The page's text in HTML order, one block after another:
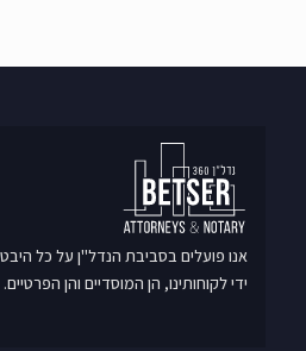
אנו פועלים בסביבת הנדל"ן על כל
ידי לקוחותינו, הן המוסדיים והן הפרטיים.